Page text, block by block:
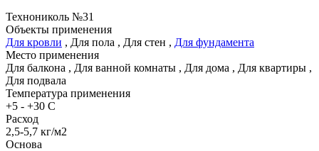
Технониколь №31
Объекты применения
Для кровли , Для пола , Для стен , Для фундамента
Место применения
Для балкона , Для ванной комнаты , Для дома , Для квартиры ,
Для подвала
Температура применения
+5 - +30 C
Расход
2,5-5,7 кг/м2
Основа